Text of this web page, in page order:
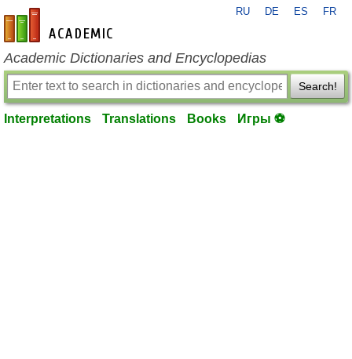
en-academic.com
RU DE ES FR
Academic Dictionaries and Encyclopedias
Search!
Interpretations Translations Books Игры ⚽